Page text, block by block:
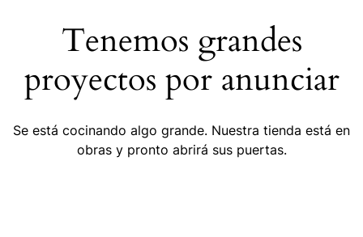
Tenemos grandes
proyectos por anunciar
Se está cocinando algo grande. Nuestra tienda está en
obras y pronto abrirá sus puertas.